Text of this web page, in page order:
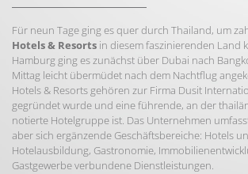
Für neun Tage ging es quer durch Thailand, um
Hotels & Resorts in diesem faszinierenden Land
Hamburg ging es zunächst über Dubai nach
Mittag leicht übermüdet nach dem Nachtflug
Hotels & Resorts gehören zur Firma Dusit
gegründet wurde und eine führende, an der
notierte Hotelgruppe ist. Das Unternehmen
aber sich ergänzende Geschäftsbereiche: Hotels
Hotelausbildung, Gastronomie,
Gastgewerbe verbundene Dienstleistungen.